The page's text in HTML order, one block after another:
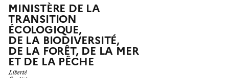
MINISTÈRE DE LA
TRANSITION
ÉCOLOGIQUE,
DE LA BIODIVERSITÉ,
DE LA FORÊT, DE LA MER
ET DE LA PÊCHE